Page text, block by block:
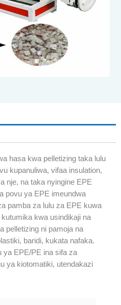
hasa kwa pelletizing taka lulu
kupanuliwa, vifaa insulation,
nje, na taka nyingine EPE
povu ya EPE imeundwa
pamba za lulu za EPE kuwa
kwa usindikaji na
pelletizing ni pamoja na
baridi, kukata nafaka.
ya EPE/PE ina sifa za
ya kiotomatiki, utendakazi